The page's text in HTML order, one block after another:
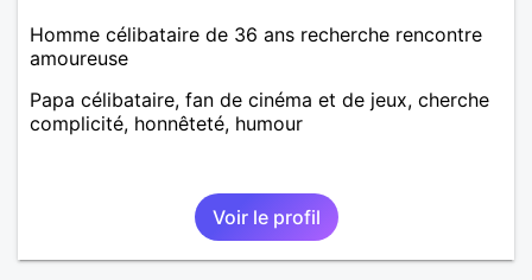
Homme célibataire de 36 ans recherche rencontre
amoureuse
Papa célibataire, fan de cinéma et de jeux, cherche
complicité, honnêteté, humour
Voir le profil